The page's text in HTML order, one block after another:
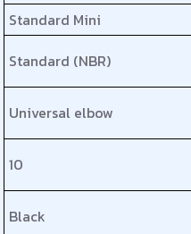
Standard Mini
Standard (NBR)
Universal elbow
10
Black